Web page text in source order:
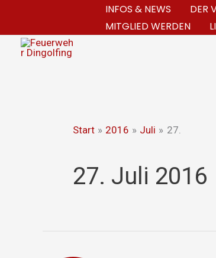
springen
INFOS & NEWS DER
MITGLIED WERDEN
Start 2016 Juli 27.
27. Juli 2016